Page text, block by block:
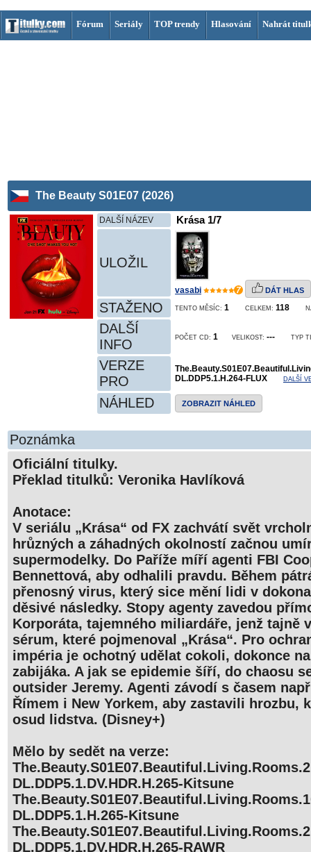
Fórum Seriály TOP trendy Hlasování Nahrát
The Beauty S01E07 (2026)
DALŠÍ NÁZEV Krása 1/7
ULOŽIL
vasabi 7 DÁT HLAS
STAŽENO TENTO MĚSÍC: 1 CELKEM: 118
DALŠÍ
INFO
POČET CD: 1 VELIKOST: --- TYP
VERZE
PRO
DL.DDP5.1.H.264-FLUX
DALŠÍ
NÁHLED ZOBRAZIT NÁHLED
Poznámka
Oficiální titulky.
Překlad titulků: Veronika Havlíková
Anotace:
V seriálu „Krása“ od FX zachvátí svět
hrůzných a záhadných okolností začnou
supermodelky. Do Paříže míří agenti FBI
Bennettová, aby odhalili pravdu. Během
přenosný virus, který sice mění lidi v
děsivé následky. Stopy agenty zavedou
Korporáta, tajemného miliardáře, jenž tajně
sérum, které pojmenoval „Krása“. Pro
impéria je ochotný udělat cokoli, dokonce
zabijáka. A jak se epidemie šíří, do chaosu
outsider Jeremy. Agenti závodí s časem
Římem i New Yorkem, aby zastavili hrozbu,
osud lidstva. (Disney+)
Mělo by sedět na verze:
DL.DDP5.1.DV.HDR.H.265-Kitsune
DL.DDP5.1.H.265-Kitsune
DL.DDP5.1.DV.HDR.H.265-RAWR